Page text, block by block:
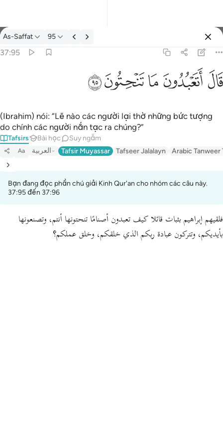
Tafsir: As-Saffat 37:95
As-Saffat 95
37:95
ﲟﲠﲡﲢﲣ
(Ibrahim) nói: “Lẽ nào các người lại thờ những bức tượng
do chính các người nắn tạc ra chúng?”
Tafsirs Bài học Suy ngẫm
Aa العربية Tafsir Muyassar Tafseer Jalalayn Arabic Tanweer
Bạn đang đọc phần chú giải Kinh Qur'an cho nhóm các câu này.
37:95 đến 37:96
فلقيهم إبراهيم بثبات قائلا كيف تعبدون أصنامًا تنحتونها أنتم، وتصنعونها
بأيديكم، وتتركون عبادة ربكم الذي خلقكم، وخلق عملكم؟